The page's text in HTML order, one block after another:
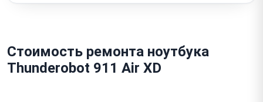
Стоимость ремонта ноутбука
Thunderobot 911 Air XD